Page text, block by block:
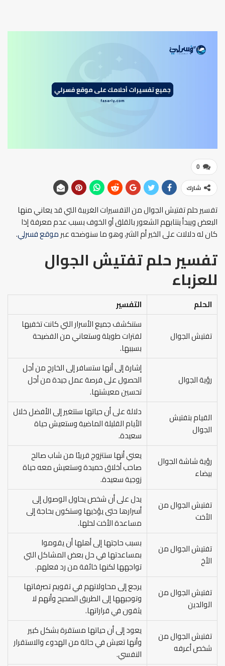
0
شارك
تفسير حلم تفتيش الجوال من التفسيرات الغريبة التي قد يعاني منها
البعض ويبدأ ينتابهم الشعور بالقلق أو الخوف بسبب عدم معرفة إذا
كان له دلالات على الخير أم الشر، وهو ما سنوضحه عبرموقع فسرلي.
تفسير حلم تفتيش الجوال
للعزباء
الحلم التفسير
تفتيش الجوال
ستنكشف جميع الأسرار التي كانت تخفيها
لفترات طويلة وستعاني من الفضيحة
بسببها.
رؤية الجوال
إشارة إلى أنها ستسافر إلى الخارج من أجل
الحصول على فرصة عمل جيدة من أجل
تحسين معيشتها.
القيام بتفتيش
الجوال
دلالة على أن حياتها ستتغير إلى الأفضل خلال
الأيام القليلة الماضية وستعيش حياة
سعيدة.
رؤية شاشة الجوال
بيضاء
يعني أنها ستتزوج قريبًا من شاب صالح
صاحب أخلاق حميدة وستعيش معه حياة
زوجية سعيدة.
تفتيش الجوال من
الأخت
يدل على أن شخص يحاول الوصول إلى
أسرارها حتى يؤذيها وستكون بحاجة إلى
مساعدة الأخت لحلها.
تفتيش الجوال من
الأخ
بسبب حاجتها إلى أهلها أن يقوموا
بمساعدتها في حل بعض المشاكل التي
تواجهها لكنها خائفة من رد فعلهم.
تفتيش الجوال من
الوالدين
يرجع إلى محاولاتهم في تقويم تصرفاتها
وتوجيهها إلى الطريق الصحيح وأنهم لا
يثقون في قراراتها.
تفتيش الجوال من
شخص أعرفه
يعود إلى أن حياتها مستقرة بشكل كبير
وأنها تعيش في حالة من الهدوء والاستقرار
النفسي.